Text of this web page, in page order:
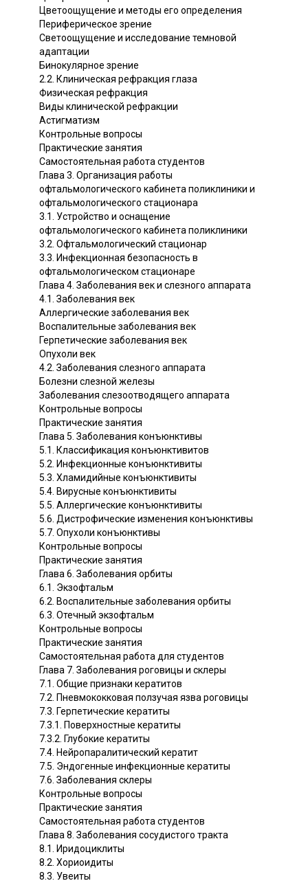
Цветоощущение и методы его определения
Периферическое зрение
Светоощущение и исследование темновой
адаптации
Бинокулярное зрение
2.2. Клиническая рефракция глаза
Физическая рефракция
Виды клинической рефракции
Астигматизм
Контрольные вопросы
Практические занятия
Самостоятельная работа студентов
Глава 3. Организация работы
офтальмологического кабинета поликлиники и
офтальмологического стационара
3.1. Устройство и оснащение
офтальмологического кабинета поликлиники
3.2. Офтальмологический стационар
3.3. Инфекционная безопасность в
офтальмологическом стационаре
Глава 4. Заболевания век и слезного аппарата
4.1. Заболевания век
Аллергические заболевания век
Воспалительные заболевания век
Герпетические заболевания век
Опухоли век
4.2. Заболевания слезного аппарата
Болезни слезной железы
Заболевания слезоотводящего аппарата
Контрольные вопросы
Практические занятия
Глава 5. Заболевания конъюнктивы
5.1. Классификация конъюнктивитов
5.2. Инфекционные конъюнктивиты
5.3. Хламидийные конъюнктивиты
5.4. Вирусные конъюнктивиты
5.5. Аллергические конъюнктивиты
5.6. Дистрофические изменения конъюнктивы
5.7. Опухоли конъюнктивы
Контрольные вопросы
Практические занятия
Глава 6. Заболевания орбиты
6.1. Экзофтальм
6.2. Воспалительные заболевания орбиты
6.3. Отечный экзофтальм
Контрольные вопросы
Практические занятия
Самостоятельная работа для студентов
Глава 7. Заболевания роговицы и склеры
7.1. Общие признаки кератитов
7.2. Пневмококковая ползучая язва роговицы
7.3. Герпетические кератиты
7.3.1. Поверхностные кератиты
7.3.2. Глубокие кератиты
7.4. Нейропаралитический кератит
7.5. Эндогенные инфекционные кератиты
7.6. Заболевания склеры
Контрольные вопросы
Практические занятия
Самостоятельная работа студентов
Глава 8. Заболевания сосудистого тракта
8.1. Иридоциклиты
8.2. Хориоидиты
8.3. Увеиты